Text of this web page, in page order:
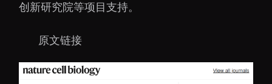
创新研究院等项目支持。
原文链接